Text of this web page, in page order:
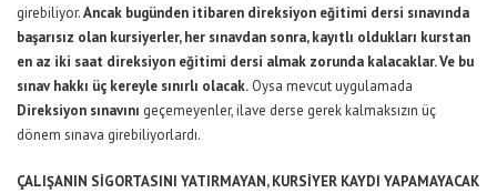
girebiliyor.Ancak bugünden itibaren direksiyon eğitimi dersi sınavında
başarısız olan kursiyerler, her sınavdan sonra, kayıtlı oldukları kurstan
en az iki saat direksiyon eğitimi dersi almak zorunda kalacaklar. Ve bu
sınav hakkı üç kereyle sınırlı olacak. Oysa mevcut uygulamada
Direksiyon sınavını geçemeyenler, ilave derse gerek kalmaksızın üç
dönem sınava girebiliyorlardı.
ÇALIŞANIN SİGORTASINI YATIRMAYAN, KURSİYER KAYDI YAPAMAYACAK